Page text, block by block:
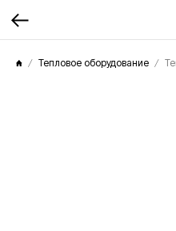
Тепловое оборудование